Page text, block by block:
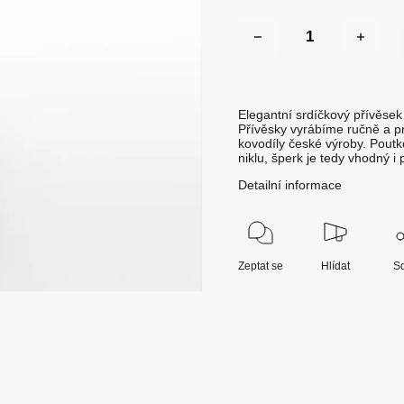
Elegantní srdíčkový
Přívěsky vyrábíme ručně a
kovodíly české výroby.
niklu, šperk je tedy vhodný i
Detailní informace
Zeptat se Hlídat